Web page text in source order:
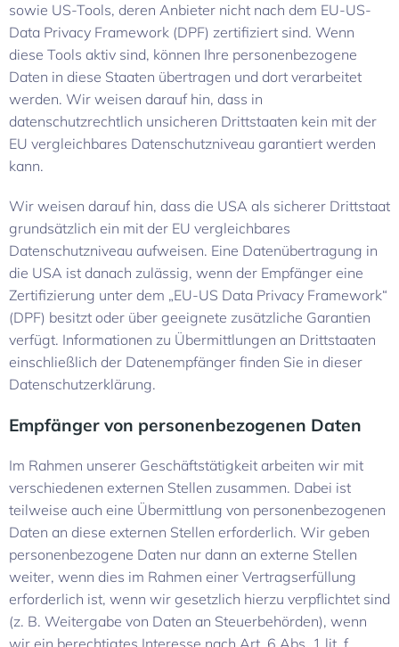
sowie US-Tools, deren Anbieter nicht nach dem EU-US-
Data Privacy Framework (DPF) zertifiziert sind. Wenn
diese Tools aktiv sind, können Ihre personenbezogene
Daten in diese Staaten übertragen und dort verarbeitet
werden. Wir weisen darauf hin, dass in
datenschutzrechtlich unsicheren Drittstaaten kein mit der
EU vergleichbares Datenschutzniveau garantiert werden
kann.
Wir weisen darauf hin, dass die USA als sicherer Drittstaat
grundsätzlich ein mit der EU vergleichbares
Datenschutzniveau aufweisen. Eine Datenübertragung in
die USA ist danach zulässig, wenn der Empfänger eine
Zertifizierung unter dem „EU-US Data Privacy Framework“
(DPF) besitzt oder über geeignete zusätzliche Garantien
verfügt. Informationen zu Übermittlungen an Drittstaaten
einschließlich der Datenempfänger finden Sie in dieser
Datenschutzerklärung.
Empfänger von personenbezogenen Daten
Im Rahmen unserer Geschäftstätigkeit arbeiten wir mit
verschiedenen externen Stellen zusammen. Dabei ist
teilweise auch eine Übermittlung von personenbezogenen
Daten an diese externen Stellen erforderlich. Wir geben
personenbezogene Daten nur dann an externe Stellen
weiter, wenn dies im Rahmen einer Vertragserfüllung
erforderlich ist, wenn wir gesetzlich hierzu verpflichtet sind
(z. B. Weitergabe von Daten an Steuerbehörden), wenn
wir ein berechtigtes Interesse nach Art. 6 Abs. 1 lit. f